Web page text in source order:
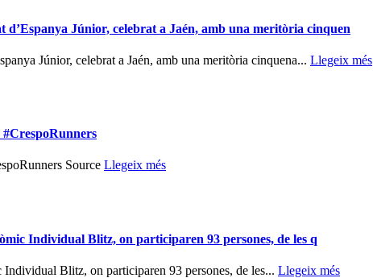
Júnior, celebrat a Jaén, amb una meritòria cinquen
Júnior, celebrat a Jaén, amb una meritòria cinquena... Llegeix més
Source Llegeix més
Individual Blitz, on participaren 93 persones, de les q
Blitz, on participaren 93 persones, de les... Llegeix més